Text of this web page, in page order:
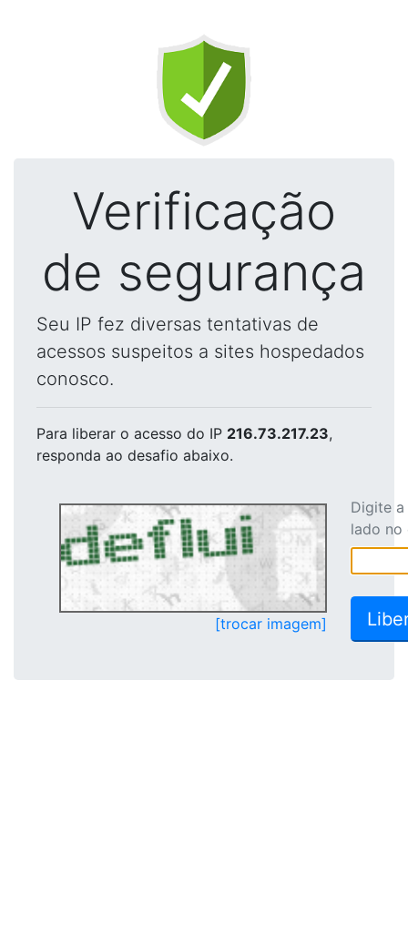
Verificação
de segurança
Seu IP fez diversas tentativas de
acessos suspeitos a sites hospedados
conosco.
Para liberar o acesso do IP 216.73.217.23,
responda ao desafio abaixo.
[trocar imagem]
Digite
lado no